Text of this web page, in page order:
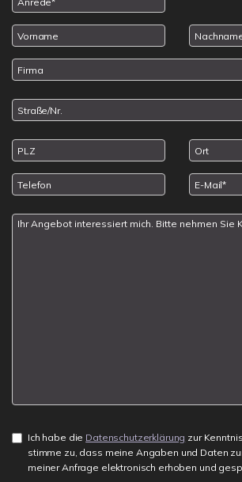
Ich habe die Datenschutzerklärung zur
stimme zu, dass meine Angaben und Daten
meiner Anfrage elektronisch erhoben und